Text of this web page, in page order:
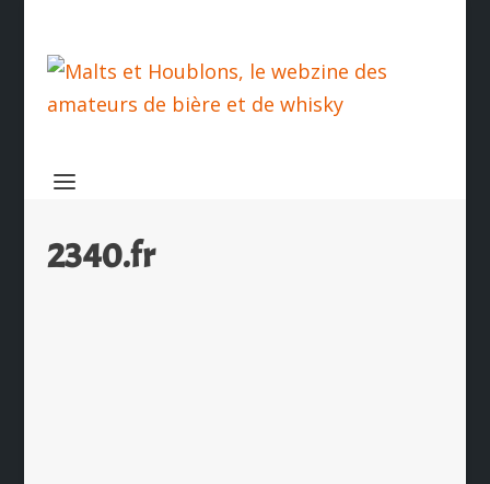
2340.fr